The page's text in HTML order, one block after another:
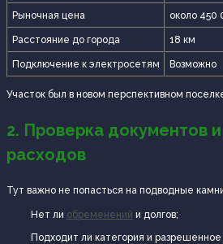
Рыночная цена около 450
Расстояние до города 18 км
Подключение к электросетям Возможно
Участок был в новом перспективном
2. Проверка документов
расходов
Тут важно не попасться на подводные
Нет ли обременений и долгов;
Подходит ли категория и